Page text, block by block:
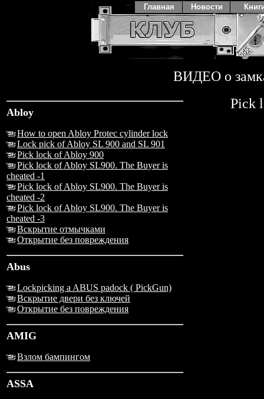
ВИДЕО о
Abloy
How to open Abloy Protec cylinder lock
Lock pick of Abloy SL 900 and SL 901
Pick lock of Abloy 900
Pick lock of Abloy SL900. The Buyer is
cheated -1
Pick lock of Abloy SL900. The Buyer is
cheated -2
Pick lock of Abloy SL900. The Buyer is
cheated -3
Вскрытие отмычками
Открытие без повреждения
Abus
Lockpicking a ABUS padock ( PickGun)
Вскрытие двери без ключей
Открытие без повреждения
AMIG
Взлом бампингом
ASSA
Pick
Главная Новости